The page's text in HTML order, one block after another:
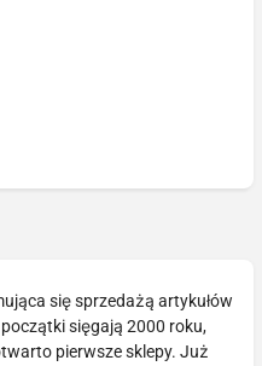
się sprzedażą artykułów
sięgają 2000 roku,
pierwsze sklepy. Już